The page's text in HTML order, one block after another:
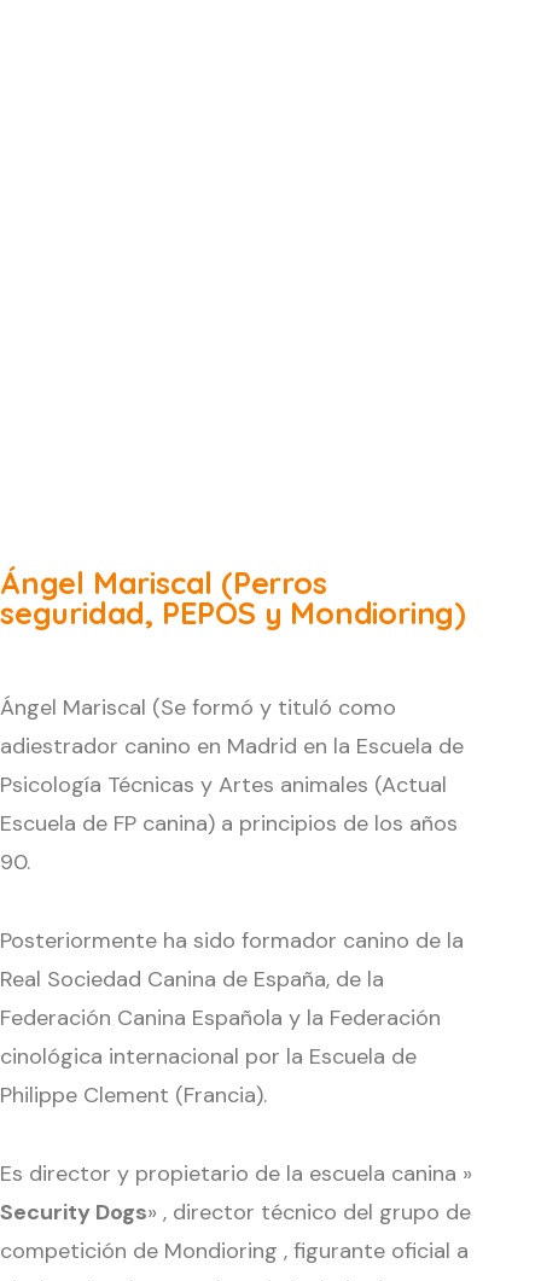
Ángel Mariscal (Perros
seguridad, PEPOS y Mondioring)
Ángel Mariscal (Se formó y tituló como
adiestrador canino en Madrid en la Escuela de
Psicología Técnicas y Artes animales (Actual
Escuela de FP canina) a principios de los años
90.
Posteriormente ha sido formador canino de la
Real Sociedad Canina de España, de la
Federación Canina Española y la Federación
cinológica internacional por la Escuela de
Philippe Clement (Francia).
Es director y propietario de la escuela canina »
Security Dogs» , director técnico del grupo de
competición de Mondioring , figurante oficial a